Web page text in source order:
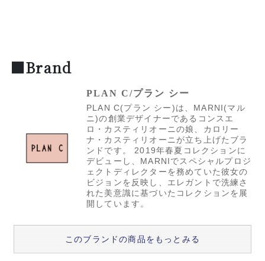
■Brand
PLAN C/プラン シー
PLAN C(プラン シー)は、MARNI(マル
ニ)の創業デザイナーであるコンスエ
ロ・カスティリオーニの娘、カロリー
ナ・カスティリオーニが立ち上げたブラ
ンドです。 2019年春夏コレクションに
デビューし、MARNIでスペシャルプロジ
ェクトディレクターを務めていた彼女の
ビジョンを反映し、エレガントで洗練さ
れた美意識に基づいたコレクションを展
開しています。
このブランドの商品をもっとみる